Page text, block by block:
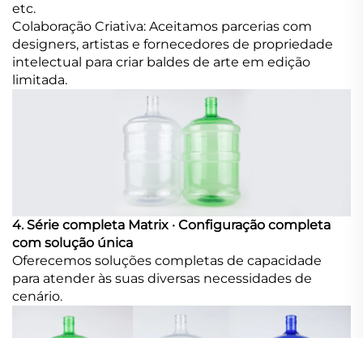
etc.
Colaboração Criativa: Aceitamos parcerias com
designers, artistas e fornecedores de propriedade
intelectual para criar baldes de arte em edição
limitada.
4. Série completa Matrix · Configuração completa
com solução única
Oferecemos soluções completas de capacidade
para atender às suas diversas necessidades de
cenário.